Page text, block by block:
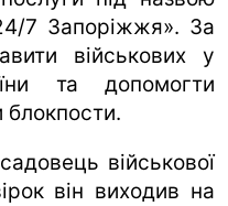
7 Запоріжжя». За
військових у
та допомогти
блокпости.
військової
він виходив на